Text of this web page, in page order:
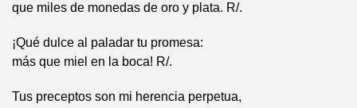
que miles de monedas de oro y plata. R/.
¡Qué dulce al paladar tu promesa:
más que miel en la boca! R/.
Tus preceptos son mi herencia perpetua,